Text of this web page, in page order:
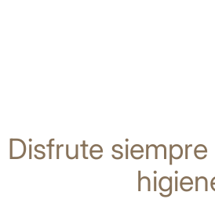
Disfrute